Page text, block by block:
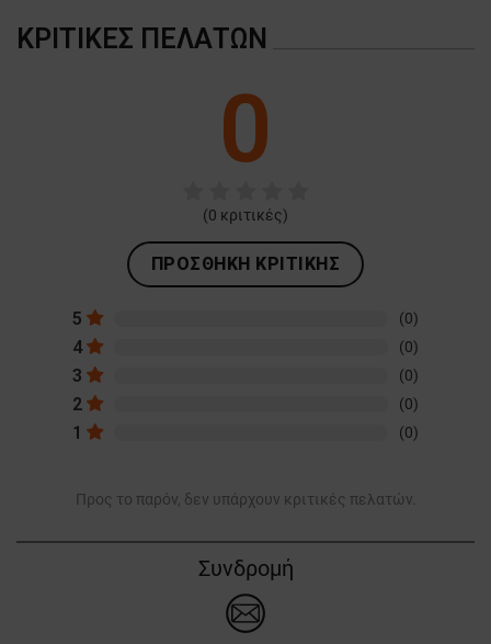
ΚΡΙΤΙΚΈΣ ΠΕΛΑΤΏΝ
0
(0 κριτικές)
ΠΡΟΣΘΉΚΗ ΚΡΙΤΙΚΉΣ
5 (0)
4 (0)
3 (0)
2 (0)
1 (0)
Προς το παρόν, δεν υπάρχουν κριτικές πελατών.
Συνδρομή